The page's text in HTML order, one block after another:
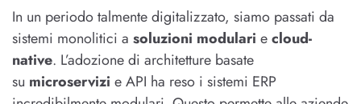
In un periodo talmente digitalizzato, siamo passati da
sistemi monolitici a soluzioni modulari ecloud-
native. L’adozione di architetture basate
su microservizi e API ha reso i sistemi ERP